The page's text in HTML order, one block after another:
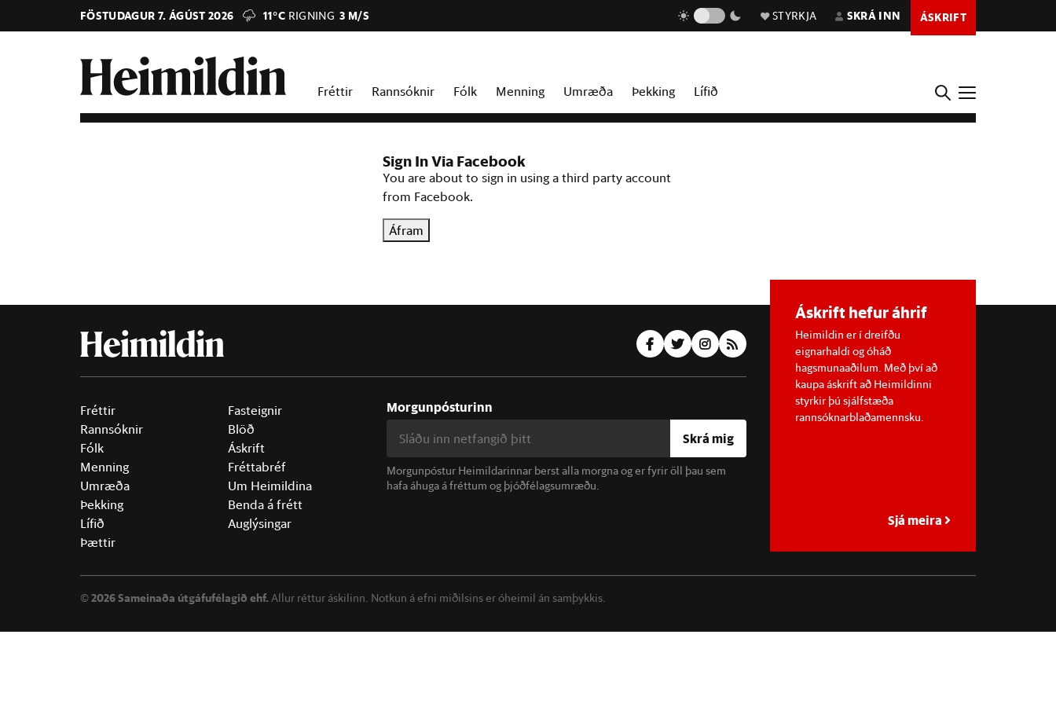
FÖSTUDAGUR 7. ÁGÚST 2026 11°C RIGNING 3 M/S STYRKJA SKRÁ INN ÁSKRIFT
Fréttir Rannsóknir Fólk Menning Umræða Þekking Lífið
Sign In Via Facebook
You are about to sign in using a third party account
from Facebook.
Áfram
Fréttir
Rannsóknir
Fólk
Menning
Umræða
Þekking
Lífið
Þættir
Fasteignir
Blöð
Áskrift
Fréttabréf
Um Heimildina
Benda á frétt
Auglýsingar
Morgunpósturinn
Skrá mig
Morgunpóstur Heimildarinnar berst alla morgna og er fyrir öll þau sem
hafa áhuga á fréttum og þjóðfélagsumræðu.
Áskrift hefur áhrif
Heimildin er í dreifðu
eignarhaldi og óháð
hagsmunaaðilum. Með því að
kaupa áskrift að Heimildinni
styrkir þú sjálfstæða
rannsóknarblaðamennsku.
Sjá meira
©2026 Sameinaða útgáfufélagið ehf. Allur réttur áskilinn. Notkun á efni miðilsins er óheimil án samþykkis.